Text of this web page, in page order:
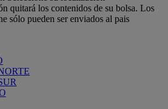
quitará los contenidos de su bolsa. Los
sólo pueden ser enviados al pais